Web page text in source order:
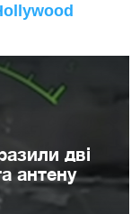
дві
антену